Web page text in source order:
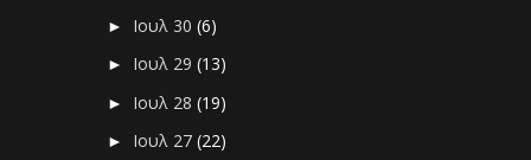
► Ιουλ 30(6)
► Ιουλ 29(13)
► Ιουλ 28(19)
► Ιουλ 27(22)